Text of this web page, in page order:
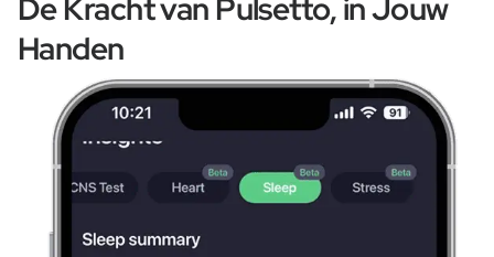
De Kracht van Pulsetto, in Jouw
Handen